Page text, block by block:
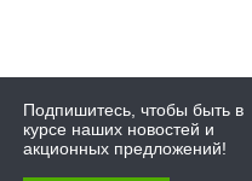
Подпишитесь, чтобы быть в
курсе наших новостей и
акционных предложений!